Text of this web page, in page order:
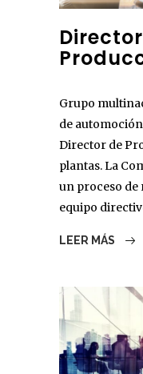
Grupo
de
Director de
plantas. La
un proceso
equipo
LEER MÁS